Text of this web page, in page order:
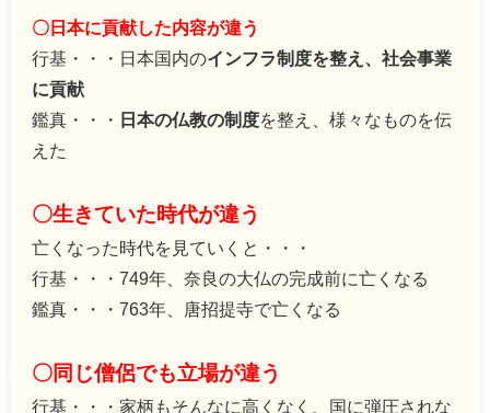
〇日本に貢献した内容が違う
行基・・・日本国内のインフラ制度を整え、社会事業
に貢献
鑑真・・・
日本の仏教の制度を整え、様々なものを伝
えた
〇生きていた時代が違う
亡くなった時代を見ていくと・・・
行基・・・ 749年、奈良の大仏の完成前に亡くなる
鑑真・・・ 763年、唐招提寺で亡くなる
〇同じ僧侶でも立場が違う
行基・・・家柄もそんなに高くなく、国に弾圧されな